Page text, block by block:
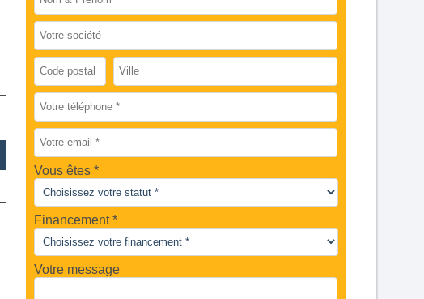
Vous êtes
Financement *
Votre message